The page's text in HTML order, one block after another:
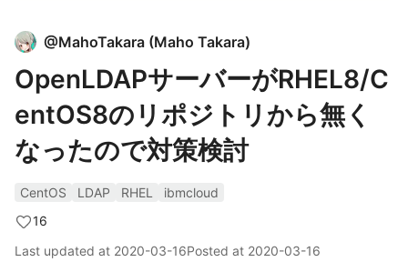
@MahoTakara (Maho Takara)
OpenLDAPサーバーがRHEL8/C
entOS8のリポジトリから無く
なったので対策検討
CentOS LDAP RHEL
ibmcloud
16
Last updated at 2020-03-16Posted at 2020-03-16